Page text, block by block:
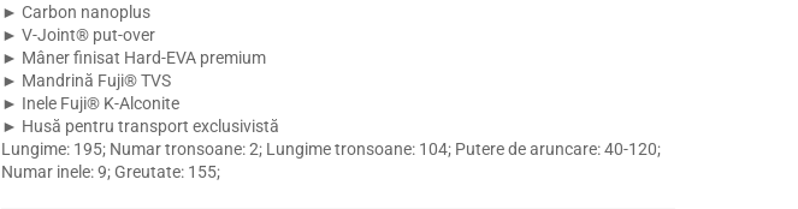
► Carbon nanoplus
► V-Joint® put-over
► Mâner finisat Hard-EVA premium
► Mandrină Fuji® TVS
► Inele Fuji® K-Alconite
► Husă pentru transport exclusivistă
Lungime: 195; Numar tronsoane: 2; Lungime tronsoane: 104; Putere de aruncare: 40-120;
Numar inele: 9; Greutate: 155;